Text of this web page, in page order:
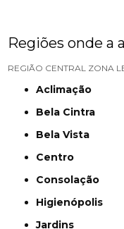
Regiões onde a
REGIÃO CENTRAL ZONA
Aclimação
Bela Cintra
Bela Vista
Centro
Consolação
Higienópolis
Jardins